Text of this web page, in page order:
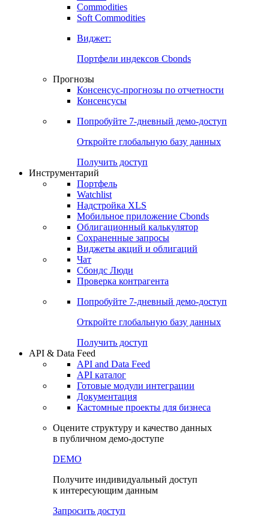
Commodities
Soft Commodities
Виджет:
Портфели индексов Cbonds
Прогнозы
Консенсус-прогнозы по отчетности
Консенсусы
Попробуйте 7-дневный демо-доступ
Откройте глобальную базу данных
Получить доступ
Инструментарий
Портфель
Watchlist
Надстройка XLS
Мобильное приложение Cbonds
Облигационный калькулятор
Сохраненные запросы
Виджеты акций и облигаций
Чат
Сбондс Люди
Проверка контрагента
Попробуйте 7-дневный демо-доступ
Откройте глобальную базу данных
Получить доступ
API & Data Feed
API and Data Feed
API каталог
Готовые модули интеграции
Документация
Кастомные проекты для бизнеса
Оцените структуру и качество данных
в публичном демо-доступе
DEMO
Получите индивидуальный доступ
к интересующим данным
Запросить доступ